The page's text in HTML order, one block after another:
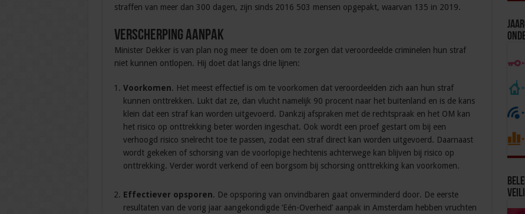
straffen van meer dan 300 dagen, zijn sinds 2016 503 mensen opgepakt, waarvan 135 in 2019.
Verscherping aanpak
Minister Dekker is van plan nog meer te doen om te zorgen dat veroordeelde criminelen hun straf
niet kunnen ontlopen. Hij doet dat langs drie lijnen:
Voorkomen. Het meest effectief is om te voorkomen dat veroordeelden zich aan hun straf
kunnen onttrekken. Lukt dat ze, dan vlucht namelijk 90 procent naar het buitenland en is de kans
klein dat een straf kan worden uitgevoerd. Dankzij afspraken met de rechtspraak en het OM kan
het risico op onttrekking beter worden ingeschat. Ook wordt een proef gestart om bij een
verhoogd risico snelrecht toe te passen, zodat een straf direct kan worden uitgevoerd. Daarnaast
wordt gekeken of schorsing van de voorlopige hechtenis achterwege kan blijven bij risico op
onttrekking. Verder wordt verkend of een borgsom bij schorsing onttrekking kan voorkomen.
Effectiever opsporen. De opsporing van onvindbaren gaat onverminderd door. De eerste
resultaten van de vorig jaar aangekondigde ‘Eén-Overheid’ aanpak in Amsterdam hebben vruchten